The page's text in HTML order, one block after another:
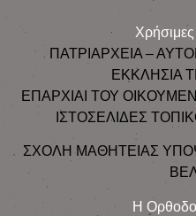
ΠΑΤΡΙΑΡΧΕΙΑ –
ΕΚΚΛΗΣΙΑ
ΕΠΑΡΧΙΑΙ ΤΟΥ
ΙΣΤΟΣΕΛΙΔΕΣ
ΣΧΟΛΗ ΜΑΘΗΤΕΙΑΣ
Η